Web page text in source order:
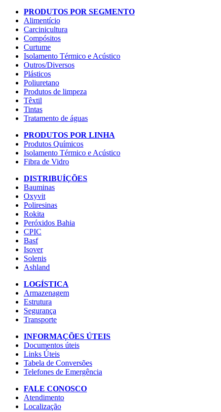
PRODUTOS POR SEGMENTO
Alimentício
Carcinicultura
Compósitos
Curtume
Isolamento Térmico e Acústico
Outros/Diversos
Plásticos
Poliuretano
Produtos de limpeza
Têxtil
Tintas
Tratamento de águas
PRODUTOS POR LINHA
Produtos Químicos
Isolamento Térmico e Acústico
Fibra de Vidro
DISTRIBUÍÇÕES
Bauminas
Oxyvit
Poliresinas
Rokita
Peróxidos Bahia
CPIC
Basf
Isover
Solenis
Ashland
LOGÍSTICA
Armazenagem
Estrutura
Segurança
Transporte
INFORMAÇÕES ÚTEIS
Documentos úteis
Links Úteis
Tabela de Conversões
Telefones de Emergência
FALE CONOSCO
Atendimento
Localização